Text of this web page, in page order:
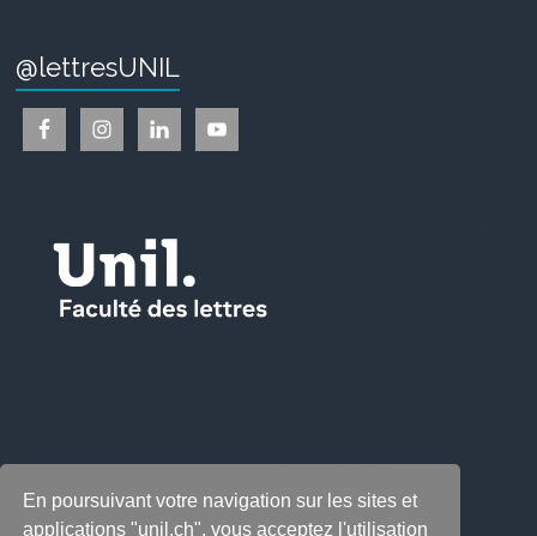
En poursuivant votre navigation sur les sites et
applications "unil.ch", vous acceptez l'utilisation
@lettresUNIL